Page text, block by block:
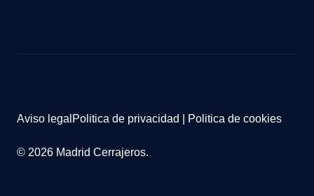
© 2026 Madrid Cerrajeros.
Aviso legal Politica de privacidad Politica de cookies